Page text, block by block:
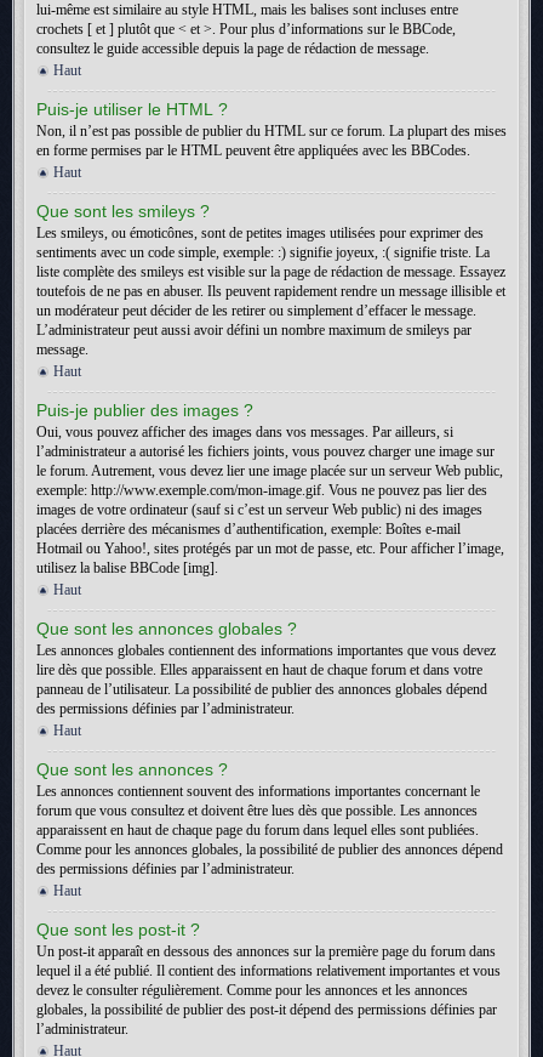
lui-même est similaire au style HTML, mais les balises sont incluses entre
crochets [ et ] plutôt que < et >. Pour plus d’informations sur le BBCode,
consultez le guide accessible depuis la page de rédaction de message.
Haut
Puis-je utiliser le HTML ?
Non, il n’est pas possible de publier du HTML sur ce forum. La plupart des mises
en forme permises par le HTML peuvent être appliquées avec les BBCodes.
Haut
Que sont les smileys ?
Les smileys, ou émoticônes, sont de petites images utilisées pour exprimer des
sentiments avec un code simple, exemple: :) signifie joyeux, :( signifie triste. La
liste complète des smileys est visible sur la page de rédaction de message. Essayez
toutefois de ne pas en abuser. Ils peuvent rapidement rendre un message illisible et
un modérateur peut décider de les retirer ou simplement d’effacer le message.
L’administrateur peut aussi avoir défini un nombre maximum de smileys par
message.
Haut
Puis-je publier des images ?
Oui, vous pouvez afficher des images dans vos messages. Par ailleurs, si
l’administrateur a autorisé les fichiers joints, vous pouvez charger une image sur
le forum. Autrement, vous devez lier une image placée sur un serveur Web public,
exemple: http://www.exemple.com/mon-image.gif. Vous ne pouvez pas lier des
images de votre ordinateur (sauf si c’est un serveur Web public) ni des images
placées derrière des mécanismes d’authentification, exemple: Boîtes e-mail
Hotmail ou Yahoo!, sites protégés par un mot de passe, etc. Pour afficher l’image,
utilisez la balise BBCode [img].
Haut
Que sont les annonces globales ?
Les annonces globales contiennent des informations importantes que vous devez
lire dès que possible. Elles apparaissent en haut de chaque forum et dans votre
panneau de l’utilisateur. La possibilité de publier des annonces globales dépend
des permissions définies par l’administrateur.
Haut
Que sont les annonces ?
Les annonces contiennent souvent des informations importantes concernant le
forum que vous consultez et doivent être lues dès que possible. Les annonces
apparaissent en haut de chaque page du forum dans lequel elles sont publiées.
Comme pour les annonces globales, la possibilité de publier des annonces dépend
des permissions définies par l’administrateur.
Haut
Que sont les post-it ?
Un post-it apparaît en dessous des annonces sur la première page du forum dans
lequel il a été publié. Il contient des informations relativement importantes et vous
devez le consulter régulièrement. Comme pour les annonces et les annonces
globales, la possibilité de publier des post-it dépend des permissions définies par
l’administrateur.
Haut